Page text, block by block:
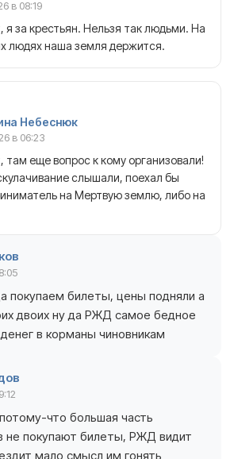
в 08:19
я за крестьян. Нельзя так людьми. На
людях наша земля держится.
Небеснюк
в 06:23
там еще вопрос к кому организовали!
слышали, поехал бы
на Мертвую землю, либо на
покупаем билеты, цены подняли а
двоих ну да РЖД самое бедное
в корманы чиновникам
что большая часть
не покупают билеты, РЖД видит
мало смысл им гонять